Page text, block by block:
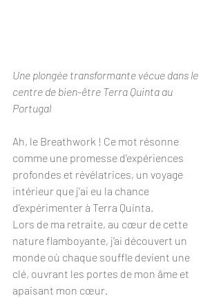
Une plongée transformante vécue dans le
centre de bien-être Terra Quinta au
Portugal
Ah, le Breathwork ! Ce mot résonne
comme une promesse d’expériences
profondes et révélatrices, un voyage
intérieur que j'ai eu la chance
d'expérimenter à Terra Quinta.
Lors de ma retraite, au cœur de cette
nature flamboyante, j’ai découvert un
monde où chaque souffle devient une
clé, ouvrant les portes de mon âme et
apaisant mon cœur.